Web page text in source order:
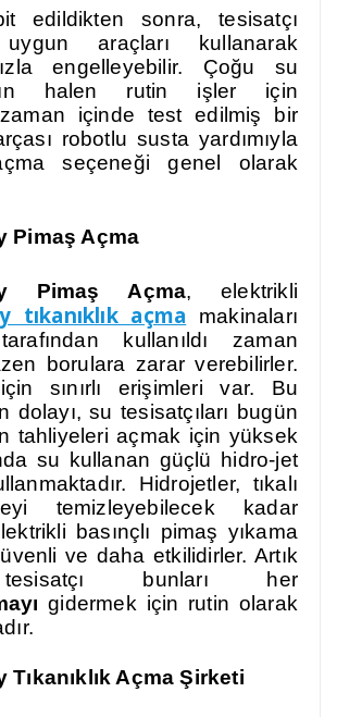
edildikten sonra, tesisatçı
araçları kullanarak
engelleyebilir. Çoğu su
halen rutin işler için
zaman içinde test edilmiş bir
robotlu susta yardımıyla
açma seçeneği genel olarak
Pimaş Açma
Pimaş Açma, elektrikli
tıkanıklık açma makinaları
kullanıldı zaman
borulara zarar verebilirler.
sınırlı erişimleri var. Bu
dolayı, su tesisatçıları bugün
tahliyeleri açmak için yüksek
su kullanan güçlü hidro-jet
Hidrojetler, tıkalı
temizleyebilecek kadar
basınçlı pimaş yıkama
ve daha etkilidirler. Artık
bunları her
gidermek için rutin olarak
Açma Şirketi